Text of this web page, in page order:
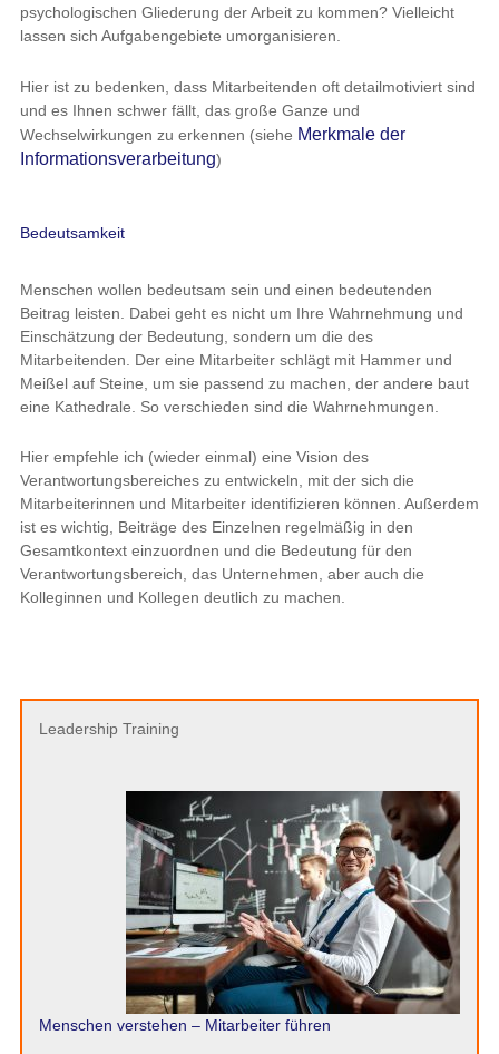
psychologischen Gliederung der Arbeit zu kommen? Vielleicht
lassen sich Aufgabengebiete umorganisieren.
Hier ist zu bedenken, dass Mitarbeitenden oft detailmotiviert sind
und es Ihnen schwer fällt, das große Ganze und
Wechselwirkungen zu erkennen (siehe Merkmale der
Informationsverarbeitung)
Bedeutsamkeit
Menschen wollen bedeutsam sein und einen bedeutenden
Beitrag leisten. Dabei geht es nicht um Ihre Wahrnehmung und
Einschätzung der Bedeutung, sondern um die des
Mitarbeitenden. Der eine Mitarbeiter schlägt mit Hammer und
Meißel auf Steine, um sie passend zu machen, der andere baut
eine Kathedrale. So verschieden sind die Wahrnehmungen.
Hier empfehle ich (wieder einmal) eine Vision des
Verantwortungsbereiches zu entwickeln, mit der sich die
Mitarbeiterinnen und Mitarbeiter identifizieren können. Außerdem
ist es wichtig, Beiträge des Einzelnen regelmäßig in den
Gesamtkontext einzuordnen und die Bedeutung für den
Verantwortungsbereich, das Unternehmen, aber auch die
Kolleginnen und Kollegen deutlich zu machen.
Leadership Training
Menschen verstehen – Mitarbeiter führen